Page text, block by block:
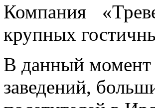
Компания
крупных
В данный момент
заведений,